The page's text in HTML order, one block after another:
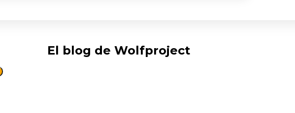
El blog de Wolfproject